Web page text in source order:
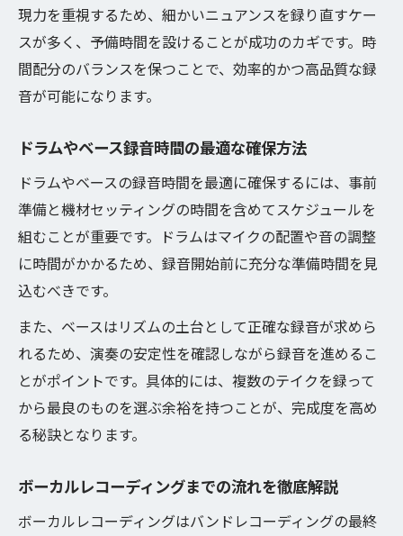
現力を重視するため、細かいニュアンスを録り直すケー
スが多く、予備時間を設けることが成功のカギです。時
間配分のバランスを保つことで、効率的かつ高品質な録
音が可能になります。
ドラムやベース録音時間の最適な確保方法
ドラムやベースの録音時間を最適に確保するには、事前
準備と機材セッティングの時間を含めてスケジュールを
組むことが重要です。ドラムはマイクの配置や音の調整
に時間がかかるため、録音開始前に充分な準備時間を見
込むべきです。
また、ベースはリズムの土台として正確な録音が求めら
れるため、演奏の安定性を確認しながら録音を進めるこ
とがポイントです。具体的には、複数のテイクを録って
から最良のものを選ぶ余裕を持つことが、完成度を高め
る秘訣となります。
ボーカルレコーディングまでの流れを徹底解説
ボーカルレコーディングはバンドレコーディングの最終